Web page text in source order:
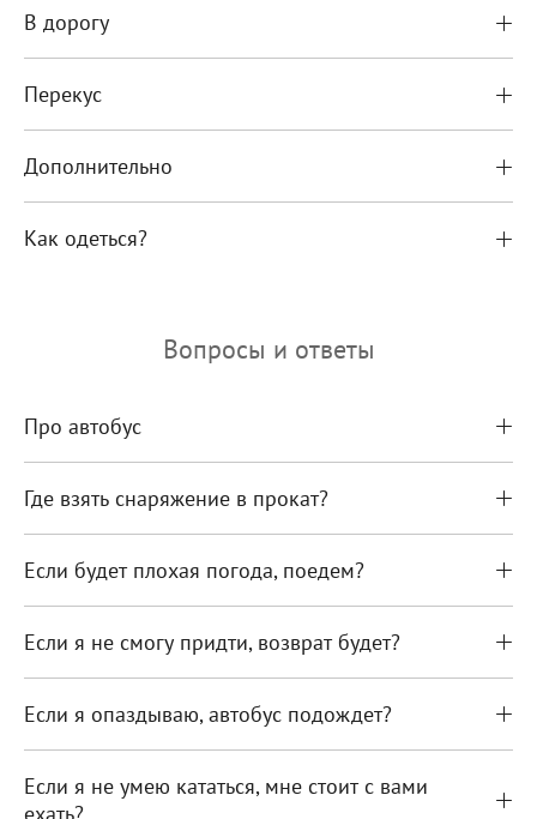
В дорогу
Перекус
Дополнительно
Как одеться?
Вопросы и ответы
Про автобус
Где взять снаряжение в прокат?
Если будет плохая погода, поедем?
Если я не смогу придти, возврат будет?
Если я опаздываю, автобус подождет?
Если я не умею кататься, мне стоит с вами
ехать?